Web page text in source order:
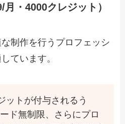
・4000クレジット）
制作を行うプロフェッシ
ています。
ットが付与されるう
ド無制限、さらにプロ